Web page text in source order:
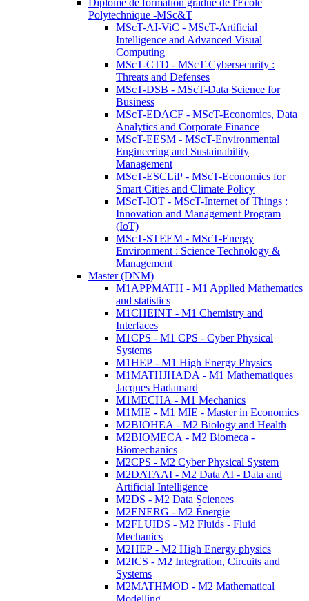
Diplôme de formation gradué de l'Ecole
Polytechnique -MSc&T
MScT-AI-ViC - MScT-Artificial
Intelligence and Advanced Visual
Computing
MScT-CTD - MScT-Cybersecurity :
Threats and Defenses
MScT-DSB - MScT-Data Science for
Business
MScT-EDACF - MScT-Economics, Data
Analytics and Corporate Finance
MScT-EESM - MScT-Environmental
Engineering and Sustainability
Management
MScT-ESCLiP - MScT-Economics for
Smart Cities and Climate Policy
MScT-IOT - MScT-Internet of Things :
Innovation and Management Program
(IoT)
MScT-STEEM - MScT-Energy
Environment : Science Technology &
Management
Master (DNM)
M1APPMATH - M1 Applied Mathematics
and statistics
M1CHEINT - M1 Chemistry and
Interfaces
M1CPS - M1 CPS - Cyber Physical
Systems
M1HEP - M1 High Energy Physics
M1MATHJHADA - M1 Mathematiques
Jacques Hadamard
M1MECHA - M1 Mechanics
M1MIE - M1 MIE - Master in Economics
M2BIOHEA - M2 Biology and Health
M2BIOMECA - M2 Biomeca -
Biomechanics
M2CPS - M2 Cyber Physical System
M2DATAAI - M2 Data AI - Data and
Artificial Intelligence
M2DS - M2 Data Sciences
M2ENERG - M2 Énergie
M2FLUIDS - M2 Fluids - Fluid
Mechanics
M2HEP - M2 High Energy physics
M2ICS - M2 Integration, Circuits and
Systems
M2MATHMOD - M2 Mathematical
Modelling